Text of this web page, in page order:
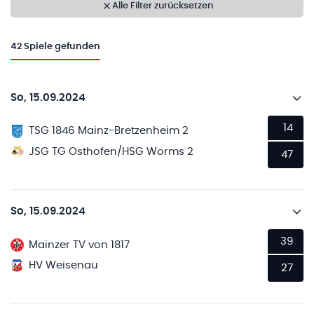
Alle Filter zurücksetzen
42 Spiele gefunden
So, 15.09.2024
TSG 1846 Mainz-Bretzenheim 2
JSG TG Osthofen/HSG Worms 2
14
47
So, 15.09.2024
Mainzer TV von 1817
HV Weisenau
39
27